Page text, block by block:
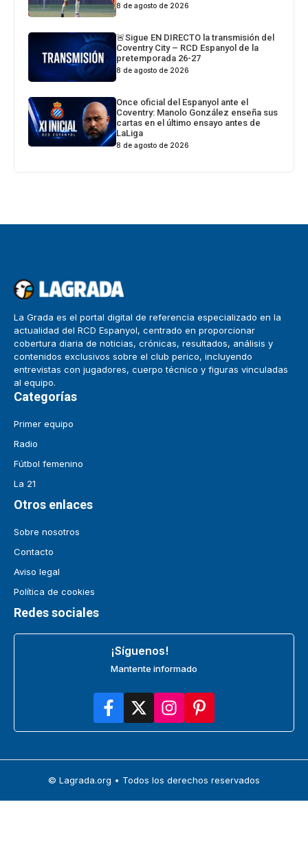
8 de agosto de 2026
🚨Sigue EN DIRECTO la transmisión del
Coventry City – RCD Espanyol de la
pretemporada 26-27
8 de agosto de 2026
Once oficial del Espanyol ante el
Coventry: Manolo González enseña sus
cartas en el último ensayo antes de
LaLiga
8 de agosto de 2026
La Grada es el portal digital de referencia especializado en la
actualidad del RCD Espanyol, centrado en proporcionar
cobertura diaria de noticias, crónicas, resultados, análisis y
contenidos exclusivos sobre el club perico, incluyendo
entrevistas con jugadores, cuerpo técnico y figuras vinculadas
al equipo.
Categorías
Primer equipo
Radio
Fútbol femenino
La 21
Otros enlaces
Sobre nosotros
Contacto
Aviso legal
Política de cookies
Redes sociales
¡Síguenos!
Mantente informado
© Lagrada.org • Todos los derechos reservados